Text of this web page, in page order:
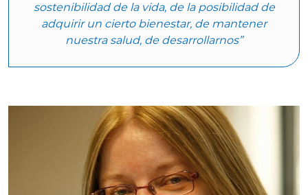
sostenibilidad de la vida, de la posibilidad de
adquirir un cierto bienestar, de mantener
nuestra salud, de desarrollarnos”